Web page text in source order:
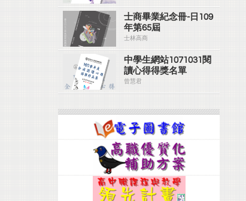
士商畢業紀念冊-日109
年第65屆
士林高商
中學生網站1071031閱
讀心得得獎名單
曾慧君